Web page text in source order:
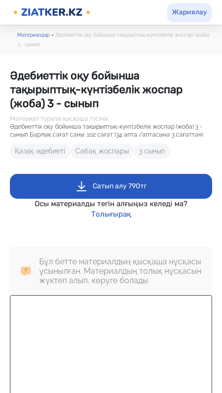
Жариялау
Материалдар ● Әдебиеттік оқу бойынша тақырыптық-күнтізбелік жоспар (жоба)
3 - сынып
Әдебиеттік оқу бойынша
тақырыптық-күнтізбелік жоспар
(жоба) 3 - сынып
Материал туралы қысқаша түсінік
Әдебиеттік оқу бойынша тақырыптық-күнтізбелік жоспар (жоба) 3 -
сынып Барлық сағат саны: 102 сағат (34 апта /аптасына 3 сағаттан)
Қазақ әдебиеті Сабақ жоспары 3 сынып
Сатып алу 790тг
Осы материалды тегін алғыңыз келеді ма?
Толығырақ
Бұл бетте материалдың қысқаша нұсқасы
ұсынылған. Материалдың толық нұсқасын
жүктеп алып, көруге болады